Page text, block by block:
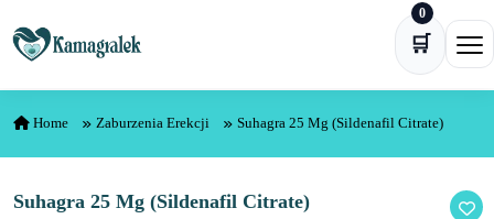
🛒
0
Home Zaburzenia Erekcji Suhagra 25 Mg (Sildenafil Citrate)
Suhagra 25 Mg (Sildenafil Citrate)